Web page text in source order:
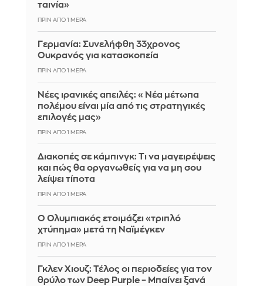
ταινία»
ΠΡΙΝ ΑΠΌ 1 ΜΈΡΑ
Γερμανία: Συνελήφθη 33χρονος
Ουκρανός για κατασκοπεία
ΠΡΙΝ ΑΠΌ 1 ΜΈΡΑ
Νέες ιρανικές απειλές: «Νέα μέτωπα
πολέμου είναι μία από τις στρατηγικές
επιλογές μας»
ΠΡΙΝ ΑΠΌ 1 ΜΈΡΑ
Διακοπές σε κάμπινγκ: Τι να μαγειρέψεις
και πώς θα οργανωθείς για να μη σου
λείψει τίποτα
ΠΡΙΝ ΑΠΌ 1 ΜΈΡΑ
Ο Ολυμπιακός ετοιμάζει «τριπλό
χτύπημα» μετά τη Ναϊμέγκεν
ΠΡΙΝ ΑΠΌ 1 ΜΈΡΑ
Γκλεν Χιουζ: Τέλος οι περιοδείες για τον
θρύλο των Deep Purple – Μπαίνει ξανά